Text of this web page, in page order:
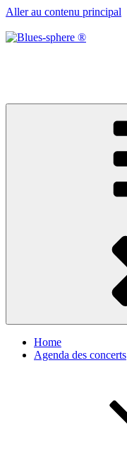
Aller au contenu principal
Home
Agenda des concerts